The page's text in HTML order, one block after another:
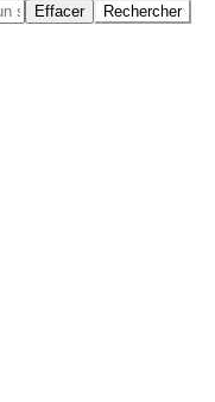
Effacer Rechercher